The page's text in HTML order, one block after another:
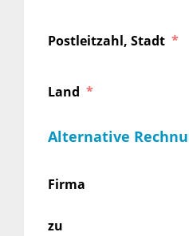
Postleitzahl, Stadt
Land
Alternative
Firma
zu